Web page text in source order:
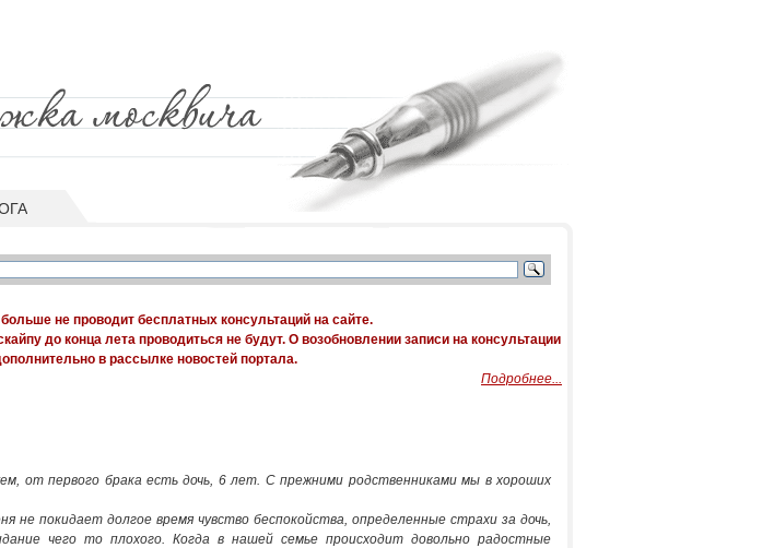
не проводит бесплатных консультаций на сайте.
до конца лета проводиться не будут. О возобновлении записи на консультации
в рассылке новостей портала.
Подробнее...
от первого брака есть дочь, 6 лет. С прежними родственниками мы в хороших
не покидает долгое время чувство беспокойства, определенные страхи за дочь,
чего то плохого. Когда в нашей семье происходит довольно радостные